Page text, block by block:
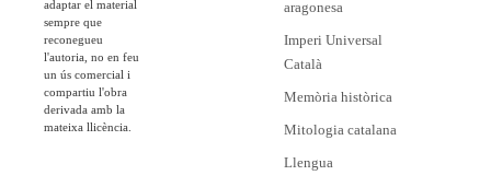
adaptar el material
sempre que
reconegueu
l'autoria, no en feu
un ús comercial i
compartiu l'obra
derivada amb la
mateixa llicència.
aragonesa
Imperi Universal
Català
Memòria històrica
Mitologia catalana
Llengua